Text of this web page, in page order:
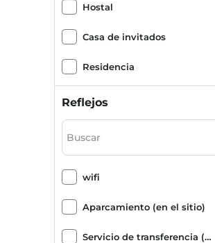
Hostal
Casa de invitados
Residencia
Reflejos
wifi
Aparcamiento (en el sitio)
Servicio de transferencia (pagado)